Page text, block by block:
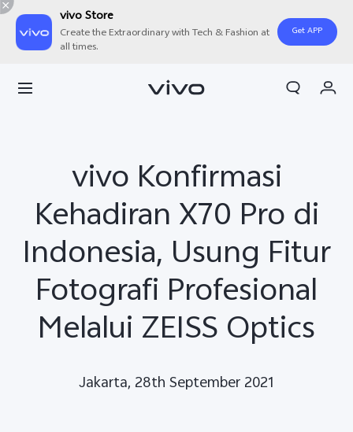
vivo Store
Create the Extraordinary with Tech & Fashion at
all times.
Get APP
Akun Sayavivo Konfirmasi
Kehadiran X70 Pro di
Indonesia, Usung Fitur
Fotografi Profesional
Melalui ZEISS Optics
Jakarta, 28th September 2021